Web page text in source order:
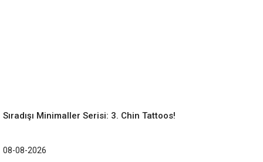
Sıradışı Minimaller Serisi: 3. Chin Tattoos!
08-08-2026